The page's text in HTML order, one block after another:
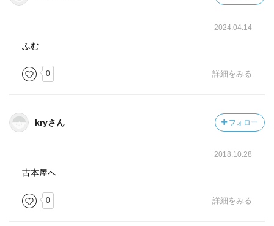
2024.04.14
ふむ
0 詳細をみる
kryさん フォロー
2018.10.28
古本屋へ
0 詳細をみる